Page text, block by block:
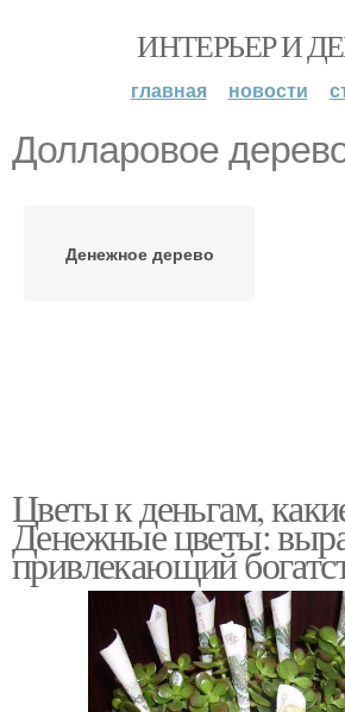
ИНТЕРЬЕР И
главная новости
Долларовое
Денежное дерево
Цветы к деньгам,
Денежные цветы:
привлекающий